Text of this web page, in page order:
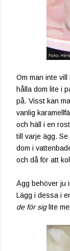
Om man inte
hålla dom lite i
på. Visst kan
vanlig
och häll i en
till varje ägg.
dom i
och då för att
Ägg behöver ju
Lägg i dessa i
de för siglite